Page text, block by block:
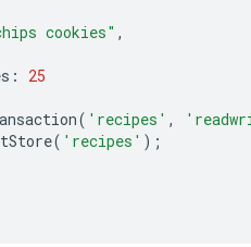
cookies" ,
:
25
( 'recipes' ,
( 'recipes' );